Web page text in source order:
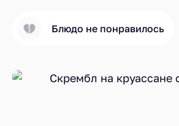
Блюдо не понравилось